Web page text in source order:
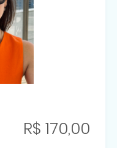
R$ 170,00